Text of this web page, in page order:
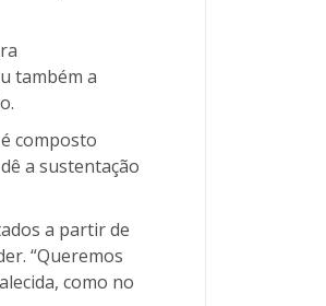
também a
composto
a sustentação
a partir de
“Queremos
como no